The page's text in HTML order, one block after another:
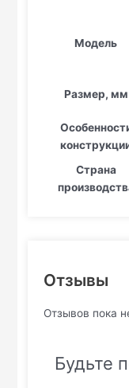
Модель
Размер, мм
Страна
Отзывы
Отзывов пока
Будьте